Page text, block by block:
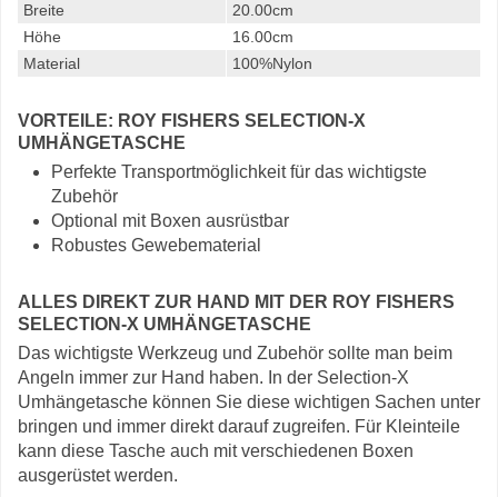
Breite
20.00cm
Höhe
16.00cm
Material
100%Nylon
VORTEILE: ROY FISHERS SELECTION-X
UMHÄNGETASCHE
Perfekte Transportmöglichkeit für das wichtigste
Zubehör
Optional mit Boxen ausrüstbar
Robustes Gewebematerial
ALLES DIREKT ZUR HAND MIT DER ROY FISHERS
SELECTION-X UMHÄNGETASCHE
Das wichtigste Werkzeug und Zubehör sollte man beim
Angeln immer zur Hand haben. In der Selection-X
Umhängetasche können Sie diese wichtigen Sachen unter
bringen und immer direkt darauf zugreifen. Für Kleinteile
kann diese Tasche auch mit verschiedenen Boxen
ausgerüstet werden.